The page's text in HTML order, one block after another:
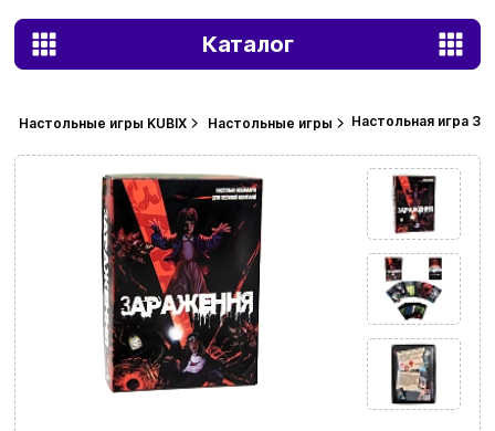
Каталог
Настольные игры KUBIX Настольные игры Настольная игра